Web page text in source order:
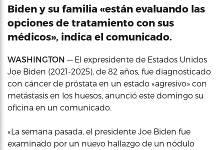
Biden y su familia «están evaluando las
opciones de tratamiento con sus
médicos», indica el comunicado.
WASHINGTON — El expresidente de Estados Unidos
Joe Biden (2021-2025), de 82 años, fue diagnosticado
con cáncer de próstata en un estado «agresivo» con
metástasis en los huesos, anunció este domingo su
oficina en un comunicado.
«La semana pasada, el presidente Joe Biden fue
examinado por un nuevo hallazgo de un nódulo